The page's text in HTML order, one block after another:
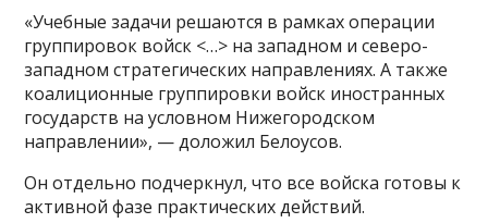
«Учебные задачи решаются в рамках операции
группировок войск <…> на западном и северо-
западном стратегических направлениях. А также
коалиционные группировки войск иностранных
государств на условном Нижегородском
направлении», — доложил Белоусов.
Он отдельно подчеркнул, что все войска готовы к
активной фазе практических действий.